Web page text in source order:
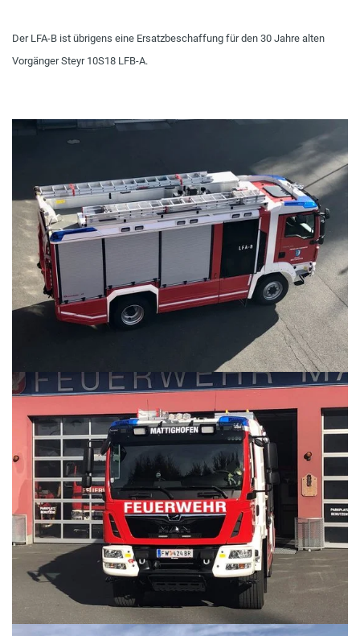
Der LFA-B ist übrigens eine Ersatzbeschaffung für den 30 Jahre alten
Vorgänger Steyr 10S18 LFB-A.